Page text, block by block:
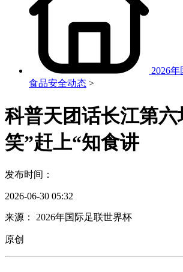
2026
食品安全动态 >
科普天团话长江第六
笑”赶上“知食讲
发布时间：
2026-06-30 05:32
来源： 2026年国际足联世界杯
原创